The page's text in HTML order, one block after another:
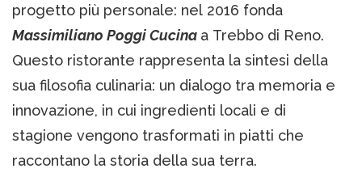
progetto più personale: nel 2016 fonda
Massimiliano Poggi Cucina a Trebbo di Reno.
Questo ristorante rappresenta la sintesi della
sua filosofia culinaria: un dialogo tra memoria e
innovazione, in cui ingredienti locali e di
stagione vengono trasformati in piatti che
raccontano la storia della sua terra.